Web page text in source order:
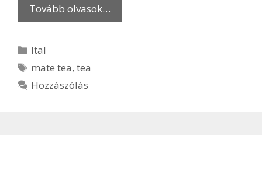
Tovább olvasok…
Kategória
Ital
Címkék
mate tea,tea
Hozzászólás